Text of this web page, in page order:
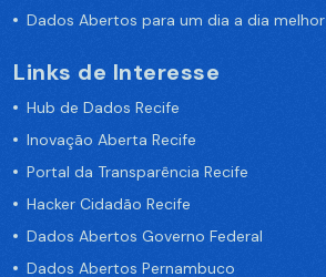
Dados Abertos para um dia a dia melhor
Links de Interesse
Hub de Dados Recife
Inovação Aberta Recife
Portal da Transparência Recife
Hacker Cidadão Recife
Dados Abertos Governo Federal
Dados Abertos Pernambuco